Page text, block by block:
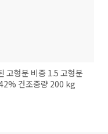
고형분 비중 1.5 고형분
건조중량 200 kg